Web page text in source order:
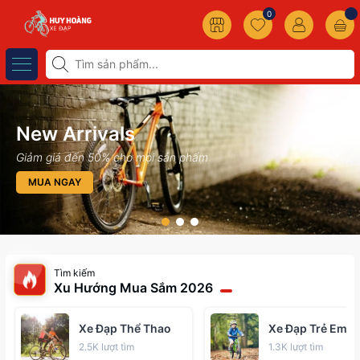
0
New Arrivals
Giảm giá đến 50% cho mọi sản phẩm
MUA NGAY
Tìm kiếm
Xu Hướng Mua Sắm 2026
Xe Đạp Thể Thao
2.5K lượt tìm
Xe Đạp Trẻ Em
1.3K lượt tìm